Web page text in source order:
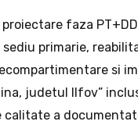
faza
sediu primarie,
si
judetul Ilfov”
calitate a